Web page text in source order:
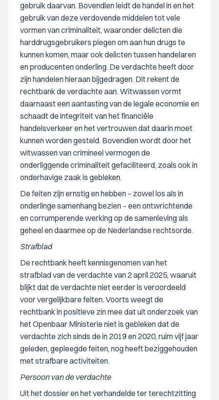
gebruik daarvan. Bovendien leidt de handel in en het
gebruik van deze verdovende middelen tot vele
vormen van criminaliteit, waaronder delicten die
harddrugsgebruikers plegen om aan hun drugs te
kunnen komen, maar ook delicten tussen handelaren
en producenten onderling. De verdachte heeft door
zijn handelen hieraan bijgedragen. Dit rekent de
rechtbank de verdachte aan. Witwassen vormt
daarnaast een aantasting van de legale economie en
schaadt de integriteit van het financiële
handelsverkeer en het vertrouwen dat daarin moet
kunnen worden gesteld. Bovendien wordt door het
witwassen van crimineel vermogen de
onderliggende criminaliteit gefaciliteerd, zoals ook in
onderhavige zaak is gebleken.
De feiten zijn ernstig en hebben – zowel los als in
onderlinge samenhang bezien – een ontwrichtende
en corrumperende werking op de samenleving als
geheel en daarmee op de Nederlandse rechtsorde.
Strafblad
De rechtbank heeft kennisgenomen van het
strafblad van de verdachte van 2 april 2025, waaruit
blijkt dat de verdachte niet eerder is veroordeeld
voor vergelijkbare feiten. Voorts weegt de
rechtbank in positieve zin mee dat uit onderzoek van
het Openbaar Ministerie niet is gebleken dat de
verdachte zich sinds de in 2019 en 2020, ruim vijf jaar
geleden, gepleegde feiten, nog heeft beziggehouden
met strafbare activiteiten.
Persoon van de verdachte
Uit het dossier en het verhandelde ter terechtzitting